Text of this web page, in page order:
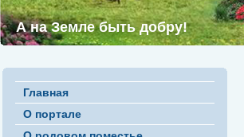
А на Земле быть добру!
Главная
О портале